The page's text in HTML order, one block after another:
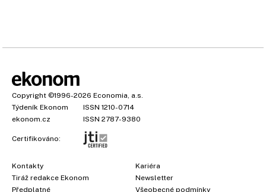
Copyright ©1996-2026 Economia, a.s.
Týdeník Ekonom
ISSN 1210-0714
ekonom.cz
ISSN 2787-9380
Certifikováno:
Kontakty
Tiráž redakce Ekonom
Předplatné
Kariéra
Newsletter
Všeobecné podmínky